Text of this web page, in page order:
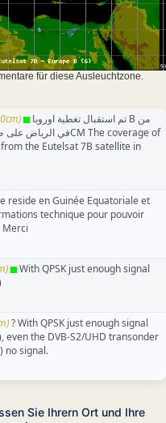
für diese Ausleuchtzone.
the Eutelsat 7B satellite in
reside en Guinée Equatoriale et
technique pour pouvoir
With QPSK just enough signal
? With QPSK just enough signal
even the DVB-S2/UHD transonder
no signal.
Sie Ihrern Ort und Ihre